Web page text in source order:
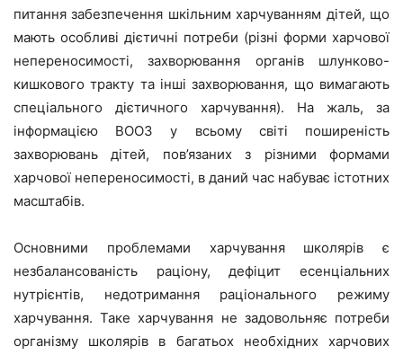
питання забезпечення шкільним харчуванням дітей, що
мають особливі дієтичні потреби (різні форми харчової
непереносимості, захворювання органів шлунково-
кишкового тракту та інші захворювання, що вимагають
спеціального дієтичного харчування). На жаль, за
інформацією ВООЗ у всьому світі поширеність
захворювань дітей, пов’язаних з різними формами
харчової непереносимості, в даний час набуває істотних
масштабів.
Основними проблемами харчування школярів є
незбалансованість раціону, дефіцит есенціальних
нутрієнтів, недотримання раціонального режиму
харчування. Таке харчування не задовольняє потреби
організму школярів в багатьох необхідних харчових